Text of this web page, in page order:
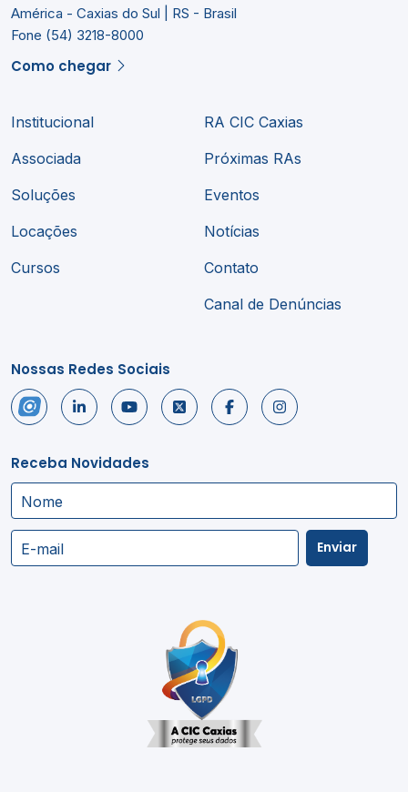
América - Caxias do Sul | RS - Brasil
Fone (54) 3218-8000
Como chegar
Institucional
Associada
Soluções
Locações
Cursos
RA CIC Caxias
Próximas RAs
Eventos
Notícias
Contato
Canal de Denúncias
Nossas Redes Sociais
Receba Novidades
Nome
E-mail Enviar